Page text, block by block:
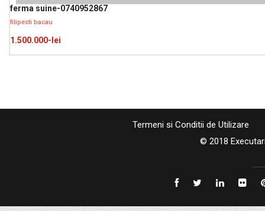
ferma suine-0740952867
filipesti bacau
1.500.000-lei
Termeni si Conditii de Utilizare
© 2018